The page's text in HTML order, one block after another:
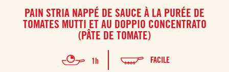
PAIN STRIA NAPPÉ DE SAUCE À LA PURÉE DE
TOMATES MUTTI ET AU DOPPIO CONCENTRATO
(PÂTE DE TOMATE)
1h FACILE